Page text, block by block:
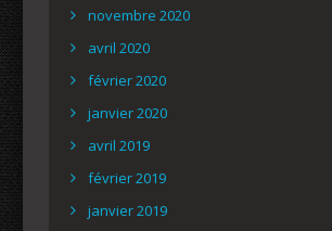
novembre 2020
avril 2020
février 2020
janvier 2020
avril 2019
février 2019
janvier 2019